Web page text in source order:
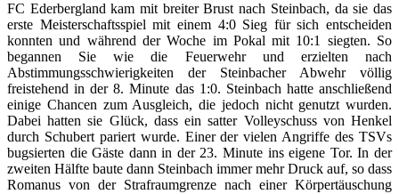
FC Ederbergland kam mit breiter Brust nach Steinbach, da sie das
erste Meisterschaftsspiel mit einem 4:0 Sieg für sich entscheiden
konnten und während der Woche im Pokal mit 10:1 siegten. So
begannen Sie wie die Feuerwehr und erzielten nach
Abstimmungsschwierigkeiten der Steinbacher Abwehr völlig
freistehend in der 8. Minute das 1:0. Steinbach hatte anschließend
einige Chancen zum Ausgleich, die jedoch nicht genutzt wurden.
Dabei hatten sie Glück, dass ein satter Volleyschuss von Henkel
durch Schubert pariert wurde. Einer der vielen Angriffe des TSVs
bugsierten die Gäste dann in der 23. Minute ins eigene Tor. In der
zweiten Hälfte baute dann Steinbach immer mehr Druck auf, so dass
Romanus von der Strafraumgrenze nach einer Körpertäuschung